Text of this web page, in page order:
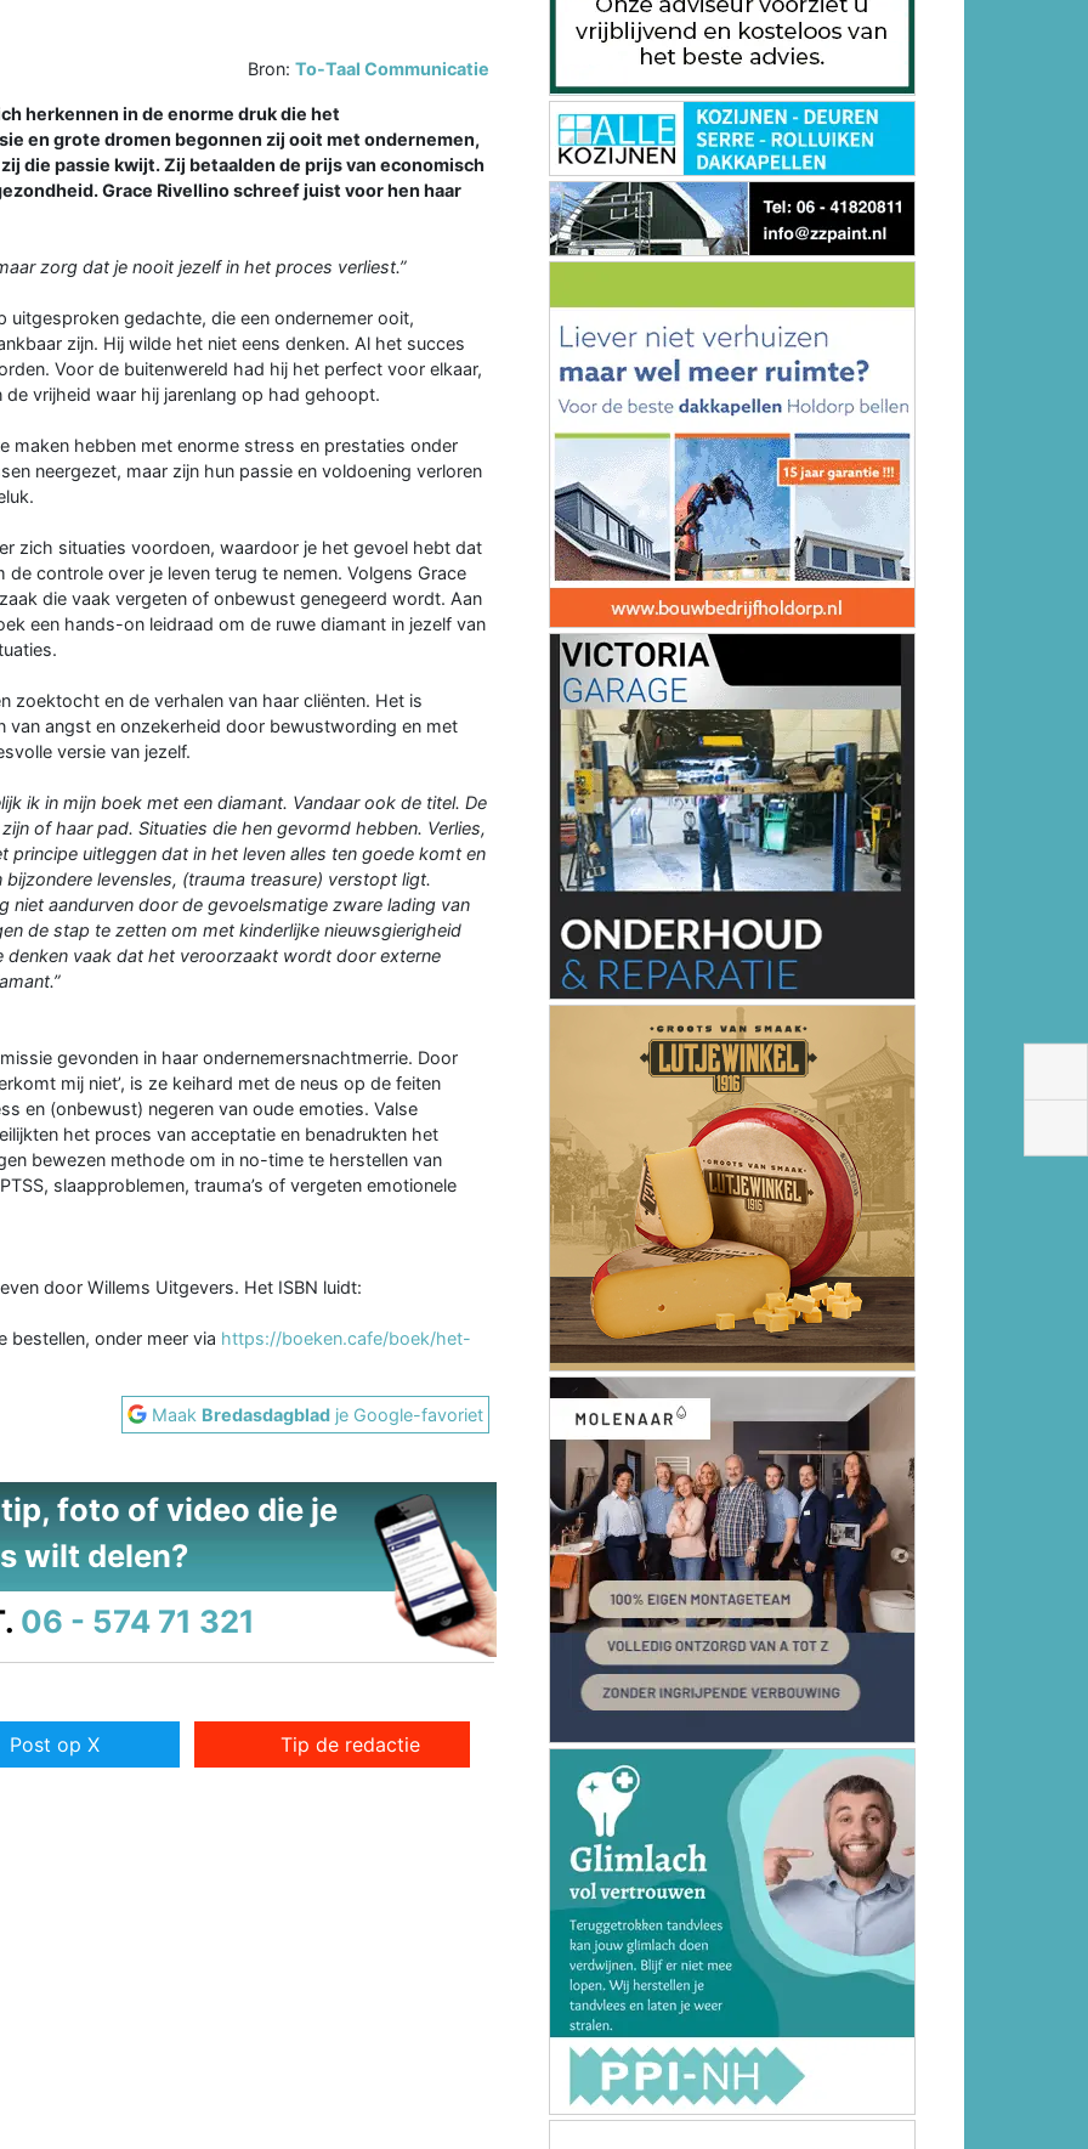
Bron:To-Taal Communicatie
herkennen in de enorme druk die het
en grote dromen begonnen zij ooit met ondernemen,
die passie kwijt. Zij betaalden de prijs van economisch
Grace Rivellino schreef juist voor hen haar
zorg dat je nooit jezelf in het proces verliest.”
uitgesproken gedachte, die een ondernemer ooit,
zijn. Hij wilde het niet eens denken. Al het succes
Voor de buitenwereld had hij het perfect voor elkaar,
vrijheid waar hij jarenlang op had gehoopt.
maken hebben met enorme stress en prestaties onder
neergezet, maar zijn hun passie en voldoening verloren
zich situaties voordoen, waardoor je het gevoel hebt dat
controle over je leven terug te nemen. Volgens Grace
die vaak vergeten of onbewust genegeerd wordt. Aan
een hands-on leidraad om de ruwe diamant in jezelf van
zoektocht en de verhalen van haar cliënten. Het is
van angst en onzekerheid door bewustwording en met
versie van jezelf.
ik in mijn boek met een diamant. Vandaar ook de titel. De
of haar pad. Situaties die hen gevormd hebben. Verlies,
principe uitleggen dat in het leven alles ten goede komt en
levensles, (trauma treasure) verstopt ligt.
niet aandurven door de gevoelsmatige zware lading van
de stap te zetten om met kinderlijke nieuwsgierigheid
vaak dat het veroorzaakt wordt door externe
gevonden in haar ondernemersnachtmerrie. Door
mij niet’, is ze keihard met de neus op de feiten
en (onbewust) negeren van oude emoties. Valse
het proces van acceptatie en benadrukten het
bewezen methode om in no-time te herstellen van
slaapproblemen, trauma’s of vergeten emotionele
door Willems Uitgevers. Het ISBN luidt:
bestellen, onder meer via https://boeken.cafe/boek/het-
Maak Bredasdagblad je Google-favoriet
foto of video die je
wilt delen?
06 - 574 71 321
Post op X Tip de redactie